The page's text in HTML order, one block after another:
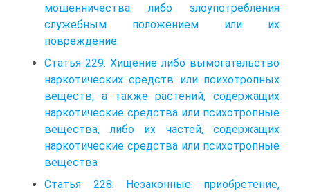
мошенничества либо злоупотребления
служебным положением или их
повреждение
Статья 229. Хищение либо вымогательство
наркотических средств или психотропных
веществ, а также растений, содержащих
наркотические средства или психотропные
вещества, либо их частей, содержащих
наркотические средства или психотропные
вещества
Статья 228. Незаконные приобретение,